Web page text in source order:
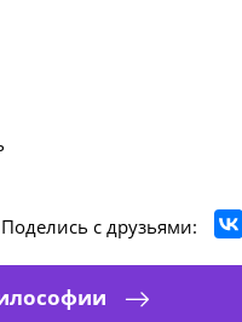
Поделись с друзьями: